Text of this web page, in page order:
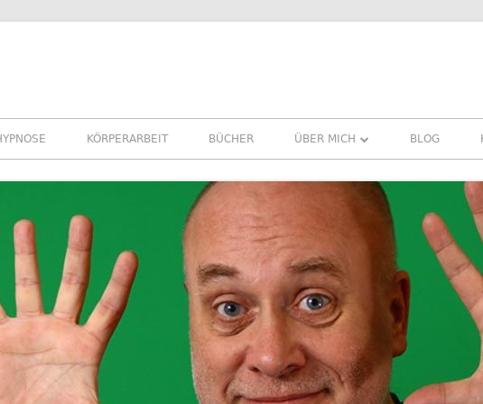
KÖRPERARBEIT BÜCHER ÜBER MICH
REFERENZEN ERFAHRUNGEN UND
NEWSLETTER
BLOG